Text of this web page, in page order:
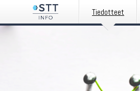
Tiedotteet